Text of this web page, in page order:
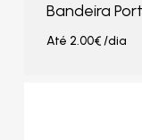
Bandeira
Até 2.00€/dia